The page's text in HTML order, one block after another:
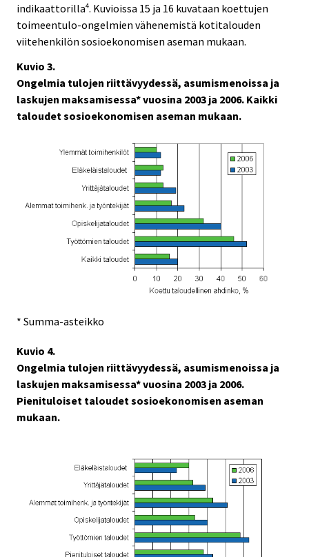
indikaattorilla4. Kuvioissa 15 ja 16 kuvataan koettujen
toimeentulo-ongelmien vähenemistä kotitalouden
viitehenkilön sosioekonomisen aseman mukaan.
Kuvio 3.
Ongelmia tulojen riittävyydessä, asumismenoissa ja
laskujen maksamisessa* vuosina 2003 ja 2006. Kaikki
taloudet sosioekonomisen aseman mukaan.
* Summa-asteikko
Kuvio 4.
Ongelmia tulojen riittävyydessä, asumismenoissa ja
laskujen maksamisessa* vuosina 2003 ja 2006.
Pienituloiset taloudet sosioekonomisen aseman
mukaan.